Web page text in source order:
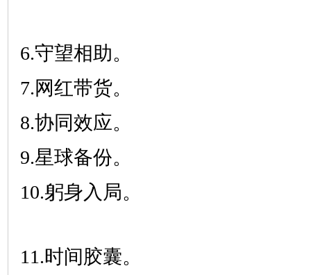
6.守望相助。
7.网红带货。
8.协同效应。
9.星球备份。
10.躬身入局。
11.时间胶囊。